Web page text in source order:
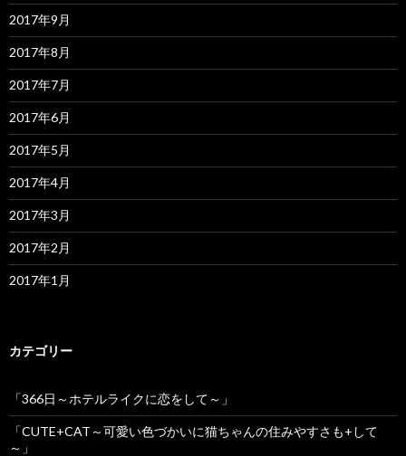
2017年9月
2017年8月
2017年7月
2017年6月
2017年5月
2017年4月
2017年3月
2017年2月
2017年1月
カテゴリー
「366日～ホテルライクに恋をして～」
「CUTE+CAT～可愛い色づかいに猫ちゃんの住みやすさも+して
～」